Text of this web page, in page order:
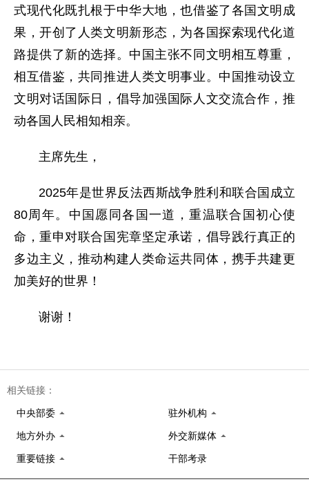
式现代化既扎根于中华大地，也借鉴了各国文明成
果，开创了人类文明新形态，为各国探索现代化道
路提供了新的选择。中国主张不同文明相互尊重，
相互借鉴，共同推进人类文明事业。中国推动设立
文明对话国际日，倡导加强国际人文交流合作，推
动各国人民相知相亲。
主席先生，
2025年是世界反法西斯战争胜利和联合国成立
80周年。中国愿同各国一道，重温联合国初心使
命，重申对联合国宪章坚定承诺，倡导践行真正的
多边主义，推动构建人类命运共同体，携手共建更
加美好的世界！
谢谢！
相关链接：
中央部委 驻外机构
地方外办 外交新媒体
重要链接 干部考录